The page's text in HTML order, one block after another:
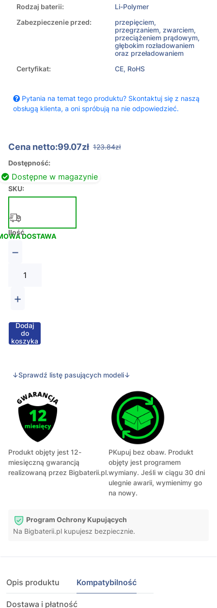
Rodzaj baterii:
Li-Polymer
Zabezpieczenie przed:
przepięciem,
przegrzaniem, zwarciem,
przeciążeniem prądowym,
głębokim rozładowaniem
oraz przeładowaniem
Certyfikat:
CE, RoHS
Pytania na temat tego produktu? Skontaktuj się z naszą
obsługą klienta, a oni spróbują na nie odpowiedzieć.
Cena netto:99.07zł 123.84zł
Dostępność:
Dostępne w magazynie
SKU:
DOSTAWA
Ilość
−
+
Dodaj
do
koszyka
↓Sprawdź listę pasujących modeli↓
Produkt objęty jest 12-
miesięczną gwarancją
realizowaną przez Bigbaterii.pl.
PKupuj bez obaw. Produkt
objęty jest programem
wymiany. Jeśli w ciągu 30 dni
ulegnie awarii, wymienimy go
na nowy.
Program Ochrony Kupujących
Na Bigbaterii.pl kupujesz bezpiecznie.
Opis produktu Kompatybilność
Dostawa i płatność